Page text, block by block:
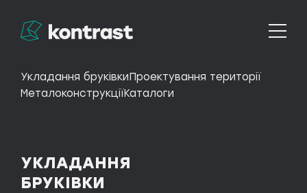
Укладання бруківкиПроектування території
МеталоконструкціїКаталоги
УКЛАДАННЯ
БРУКІВКИ